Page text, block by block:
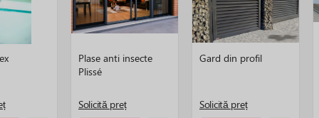
Plase anti insecte
Plissé
Solicită preț
Gard din profil
Solicită preț